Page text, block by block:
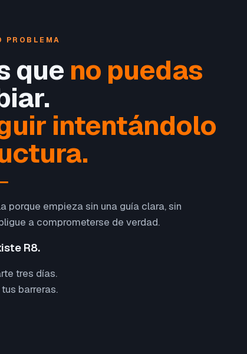
PROBLEMA
que no puedas
intentándolo
porque empieza sin una guía clara, sin
a comprometerse de verdad.
R8.
tres días.
barreras.